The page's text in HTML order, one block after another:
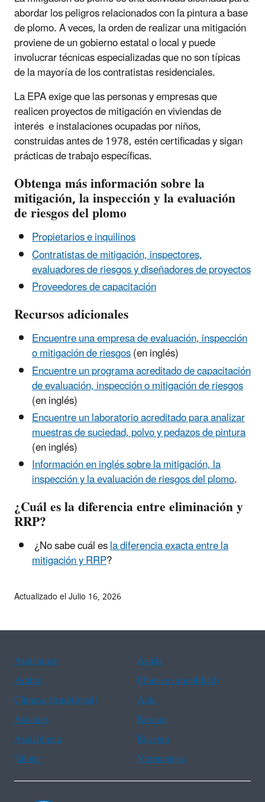
abordar los peligros relacionados con la pintura a base
de plomo. A veces, la orden de realizar una mitigación
proviene de un gobierno estatal o local y puede
involucrar técnicas especializadas que no son típicas
de la mayoría de los contratistas residenciales.
La EPA exige que las personas y empresas que
realicen proyectos de mitigación en viviendas de
interés e instalaciones ocupadas por niños,
construidas antes de 1978, estén certificadas y sigan
prácticas de trabajo específicas.
Obtenga más información sobre la
mitigación, la inspección y la evaluación
de riesgos del plomo
Propietarios e inquilinos
Contratistas de mitigación, inspectores,
evaluadores de riesgos y diseñadores de proyectos
Proveedores de capacitación
Recursos adicionales
Encuentre una empresa de evaluación, inspección
o mitigación de riesgos(en inglés)
Encuentre un programa acreditado de capacitación
de evaluación, inspección o mitigación de riesgos
(en inglés)
Encuentre un laboratorio acreditado para analizar
muestras de suciedad, polvo y pedazos de pintura
(en inglés)
Información en inglés sobre la mitigación, la
inspección y la evaluación de riesgos del plomo.
¿Cuál es la diferencia entre eliminación y
RRP?
¿No sabe cuál esla diferencia exacta entre la
mitigación y RRP?
Actualizado el Julio 16, 2026
Assistance
Ayuda
Arabic
Chinese (simplified)
Chinese (traditional)
Aide
Asistans
Korean
Assistência
Russian
Tulong
Vietnamese